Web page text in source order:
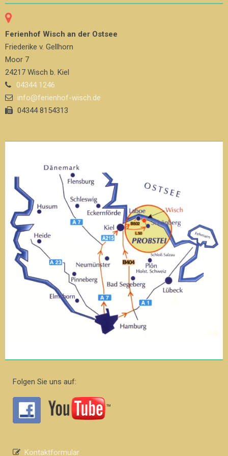
Ferienhof Wisch an der Ostsee
Friederike v. Gellhorn
Moor 7
24217 Wisch b. Kiel
04344 1246
info@ferienhof-wisch.de
04344 8154313
Folgen Sie uns auf:
Kontaktformular